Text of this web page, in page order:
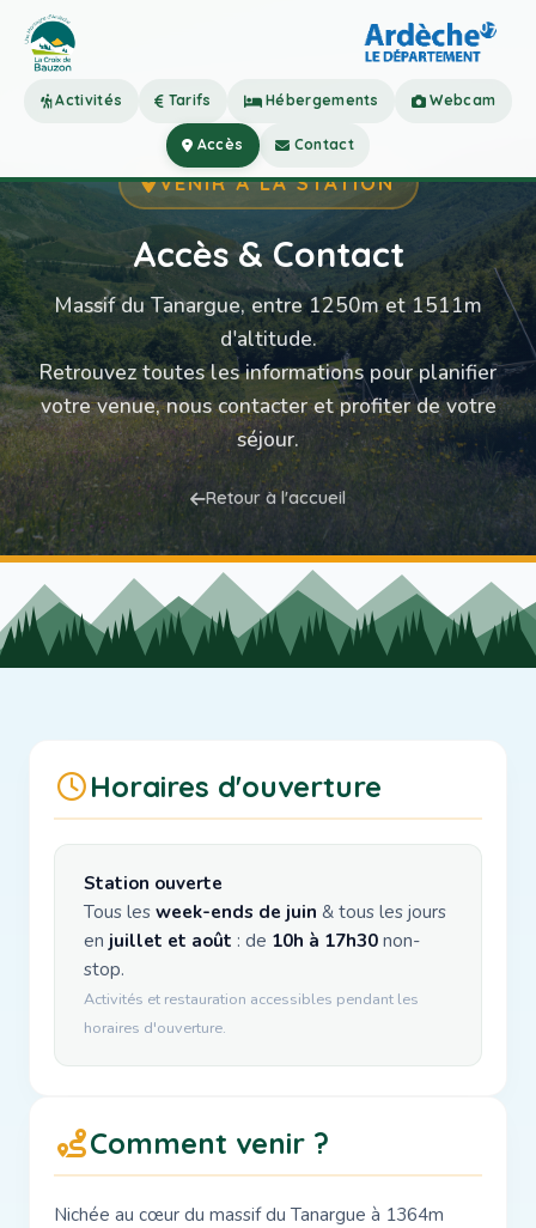
Activités Tarifs Hébergements Webcam
Accès Contact
VENIR À LA STATION
Accès & Contact
Massif du Tanargue, entre 1250m et 1511m
d'altitude.
Retrouvez toutes les informations pour planifier
votre venue, nous contacter et profiter de votre
séjour.
Retour à l'accueil
Horaires d'ouverture
Station ouverte
Tous les week-ends de juin & tous les jours
en juillet et août : de 10h à 17h30 non-
stop.
Activités et restauration accessibles pendant les
horaires d'ouverture.
Comment venir ?
Nichée au cœur du massif du Tanargue à 1364m